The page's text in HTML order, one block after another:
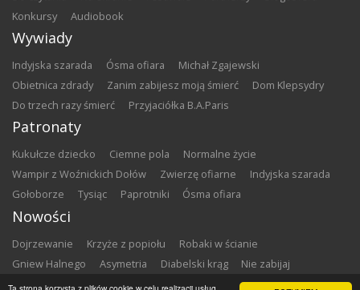
konkursy
audiobook
Wywiady
Indyjska szarada Ósma ofiara
Michał Zgajewski
Obietnica zdrady
Zanim zabijesz moją śmierć
Dom Klepsydry
Do trzech razy śmierć
Przyjaciółka B.A.Paris
Patronaty
Kukułcze dziecko Ciemne pola
Normalne życie
Wampir z Woźnickich Dołów
Zwierzę ofiarne
Indyjska szarada
Gołoborze
Tysiąc Paprotniki Ósma ofiara
Nowości
Dojrzewanie Krzyże z popiołu
Robaki w ścianie
Gniew Halnego
Asymetria Diabelski krąg
Nie zabijaj
Dowody zbrodni
Zemsta Matki chrzestne